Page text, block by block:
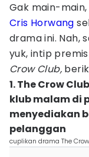
Gak main-
Cris Horwang
drama ini. Nah,
yuk, intip
Crow Club,
1. The Crow
klub malam di
menyediakan
pelanggan
cuplikan drama The